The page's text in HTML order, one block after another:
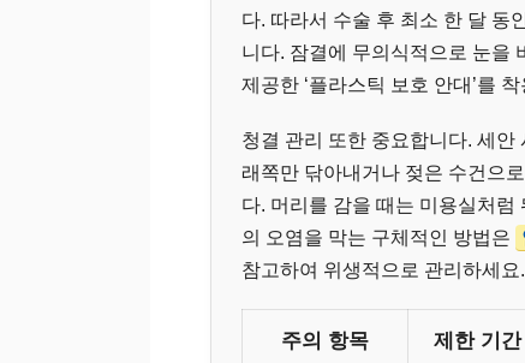
다. 따라서 수술 후 최소 한 달 동
니다. 잠결에 무의식적으로 눈을
제공한 ‘플라스틱 보호 안대’를
청결 관리 또한 중요합니다. 세
래쪽만 닦아내거나 젖은 수건으
다. 머리를 감을 때는 미용실처
의 오염을 막는 구체적인 방법은
참고하여 위생적으로 관리하세요.
주의 항목 제한 기간